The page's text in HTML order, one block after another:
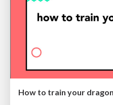
How to train your